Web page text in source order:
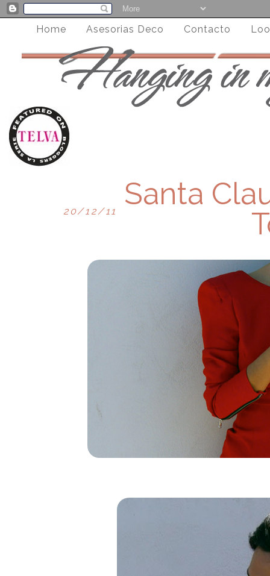
Home Asesorias Deco Contacto
20/12/11
Santa